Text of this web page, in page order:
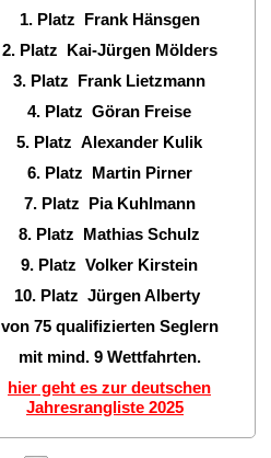
1. Platz Frank Hänsgen
2. Platz Kai-Jürgen Mölders
3. Platz Frank Lietzmann
4. Platz Göran Freise
5. Platz Alexander Kulik
6. Platz Martin Pirner
7. Platz Pia Kuhlmann
8. Platz Mathias Schulz
9. Platz Volker Kirstein
10. Platz Jürgen Alberty
von 75 qualifizierten Seglern
mit mind. 9 Wettfahrten.
hier geht es zur deutschen
Jahresrangliste 2025